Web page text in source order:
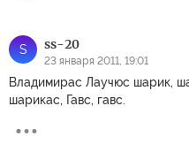
S ss-20
23 января 2011, 19:01
Владимирас Лаучюс шарик,
шарикас, Гавс, гавс.